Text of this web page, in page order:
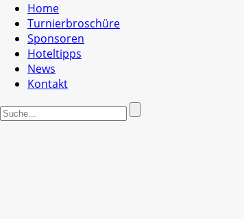
Home
Turnierbroschüre
Sponsoren
Hoteltipps
News
Kontakt